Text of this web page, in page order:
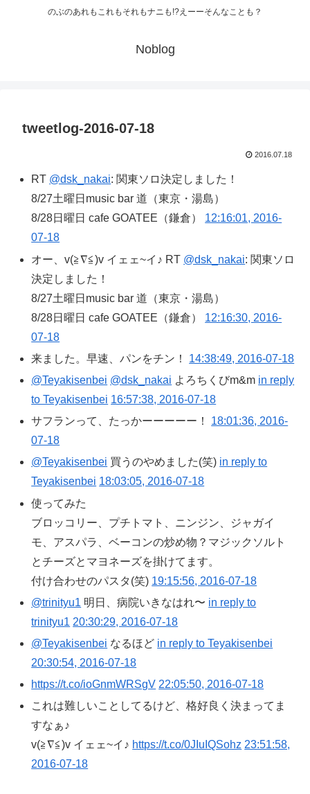
のぶのあれもこれもそれもナニも!?えーーそんなことも？
Noblog
tweetlog-2016-07-18
2016.07.18
RT @dsk_nakai: 関東ソロ決定しました！
8/27土曜日music bar 道（東京・湯島）
8/28日曜日 cafe GOATEE（鎌倉） 12:16:01, 2016-
07-18
オー、v(≧∇≦)v イェェ~イ♪ RT @dsk_nakai: 関東ソロ
決定しました！
8/27土曜日music bar 道（東京・湯島）
8/28日曜日 cafe GOATEE（鎌倉） 12:16:30, 2016-
07-18
来ました。早速、パンをチン！ 14:38:49, 2016-07-18
@Teyakisenbei @dsk_nakai よろちくびm&m in reply
to Teyakisenbei 16:57:38, 2016-07-18
サフランって、たっかーーーーー！ 18:01:36, 2016-
07-18
@Teyakisenbei 買うのやめました(笑) in reply to
Teyakisenbei 18:03:05, 2016-07-18
使ってみた
ブロッコリー、プチトマト、ニンジン、ジャガイ
モ、アスパラ、ベーコンの炒め物？マジックソルト
とチーズとマヨネーズを掛けてます。
付け合わせのパスタ(笑) 19:15:56, 2016-07-18
@trinityu1 明日、病院いきなはれ〜 in reply to
trinityu1 20:30:29, 2016-07-18
@Teyakisenbei なるほど in reply to Teyakisenbei
20:30:54, 2016-07-18
https://t.co/ioGnmWRSgV 22:05:50, 2016-07-18
これは難しいことしてるけど、格好良く決まってま
すなぁ♪
v(≧∇≦)v イェェ~イ♪ https://t.co/0JIuIQSohz 23:51:58,
2016-07-18